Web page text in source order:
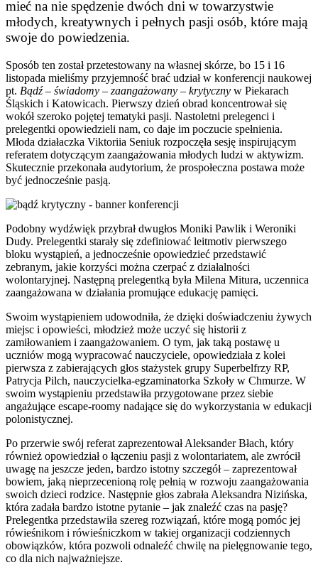
mieć na nie spędzenie dwóch dni w towarzystwie
młodych, kreatywnych i pełnych pasji osób, które mają
swoje do powiedzenia.
Sposób ten został przetestowany na własnej skórze, bo 15 i 16
listopada mieliśmy przyjemność brać udział w konferencji naukowej
pt. Bądź – świadomy – zaangażowany – krytyczny w Piekarach
Śląskich i Katowicach. Pierwszy dzień obrad koncentrował się
wokół szeroko pojętej tematyki pasji. Nastoletni prelegenci i
prelegentki opowiedzieli nam, co daje im poczucie spełnienia.
Młoda działaczka Viktoriia Seniuk rozpoczęła sesję inspirującym
referatem dotyczącym zaangażowania młodych ludzi w aktywizm.
Skutecznie przekonała audytorium, że prospołeczna postawa może
być jednocześnie pasją.
Podobny wydźwięk przybrał dwugłos Moniki Pawlik i Weroniki
Dudy. Prelegentki starały się zdefiniować leitmotiv pierwszego
bloku wystąpień, a jednocześnie opowiedzieć przedstawić
zebranym, jakie korzyści można czerpać z działalności
wolontaryjnej. Następną prelegentką była Milena Mitura, uczennica
zaangażowana w działania promujące edukację pamięci.
Swoim wystąpieniem udowodniła, że dzięki doświadczeniu żywych
miejsc i opowieści, młodzież może uczyć się historii z
zamiłowaniem i zaangażowaniem. O tym, jak taką postawę u
uczniów mogą wypracować nauczyciele, opowiedziała z kolei
pierwsza z zabierających głos stażystek grupy Superbelfrzy RP,
Patrycja Pilch, nauczycielka-egzaminatorka Szkoły w Chmurze. W
swoim wystąpieniu przedstawiła przygotowane przez siebie
angażujące escape-roomy nadające się do wykorzystania w edukacji
polonistycznej.
Po przerwie swój referat zaprezentował Aleksander Błach, który
również opowiedział o łączeniu pasji z wolontariatem, ale zwrócił
uwagę na jeszcze jeden, bardzo istotny szczegół – zaprezentował
bowiem, jaką nieprzecenioną rolę pełnią w rozwoju zaangażowania
swoich dzieci rodzice. Następnie głos zabrała Aleksandra Nizińska,
która zadała bardzo istotne pytanie – jak znaleźć czas na pasję?
Prelegentka przedstawiła szereg rozwiązań, które mogą pomóc jej
rówieśnikom i rówieśniczkom w takiej organizacji codziennych
obowiązków, która pozwoli odnaleźć chwilę na pielęgnowanie tego,
co dla nich najważniejsze.